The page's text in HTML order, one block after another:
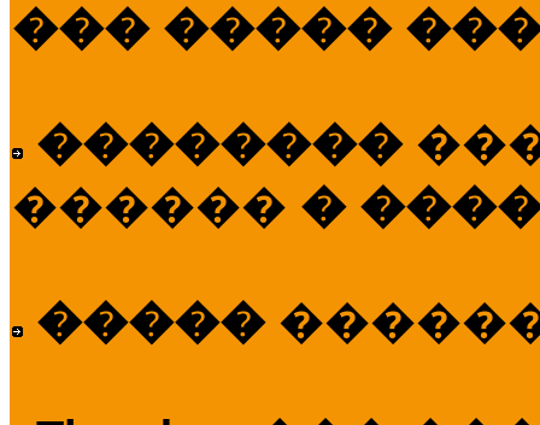
��� �����
��������
������ �
�����